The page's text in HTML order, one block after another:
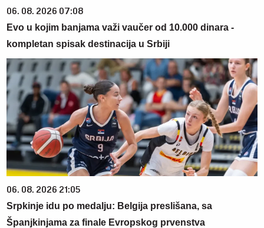
06. 08. 2026 07:08
Evo u kojim banjama važi vaučer od 10.000 dinara -
kompletan spisak destinacija u Srbiji
06. 08. 2026 21:05
Srpkinje idu po medalju: Belgija preslišana, sa
Španjkinjama za finale Evropskog prvenstva